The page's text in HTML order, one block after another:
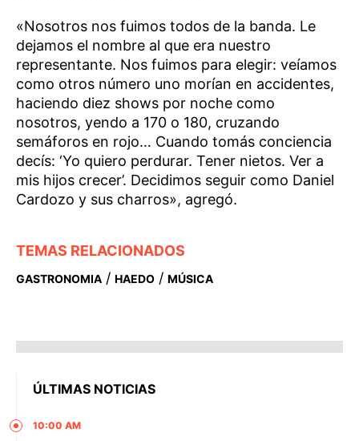
«Nosotros nos fuimos todos de la banda. Le
dejamos el nombre al que era nuestro
representante. Nos fuimos para elegir: veíamos
como otros número uno morían en accidentes,
haciendo diez shows por noche como
nosotros, yendo a 170 o 180, cruzando
semáforos en rojo… Cuando tomás conciencia
decís: ‘Yo quiero perdurar. Tener nietos. Ver a
mis hijos crecer’. Decidimos seguir como Daniel
Cardozo y sus charros», agregó.
TEMAS RELACIONADOS
GASTRONOMIA / HAEDO / MÚSICA
ÚLTIMAS NOTICIAS
10:00 AM